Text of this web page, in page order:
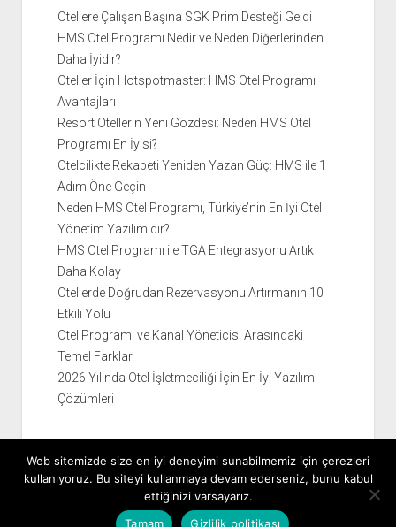
Otellere Çalışan Başına SGK Prim Desteği Geldi
HMS Otel Programı Nedir ve Neden Diğerlerinden
Daha İyidir?
Oteller İçin Hotspotmaster: HMS Otel Programı
Avantajları
Resort Otellerin Yeni Gözdesi: Neden HMS Otel
Programı En İyisi?
Otelcilikte Rekabeti Yeniden Yazan Güç: HMS ile 1
Adım Öne Geçin
Neden HMS Otel Programı, Türkiye’nin En İyi Otel
Yönetim Yazılımıdır?
HMS Otel Programı ile TGA Entegrasyonu Artık
Daha Kolay
Otellerde Doğrudan Rezervasyonu Artırmanın 10
Etkili Yolu
Otel Programı ve Kanal Yöneticisi Arasındaki
Temel Farklar
2026 Yılında Otel İşletmeciliği İçin En İyi Yazılım
Çözümleri
Web sitemizde size en iyi deneyimi sunabilmemiz için çerezleri
kullanıyoruz. Bu siteyi kullanmaya devam ederseniz, bunu kabul
ettiğinizi varsayarız.
Tamam
Gizlilik politikası